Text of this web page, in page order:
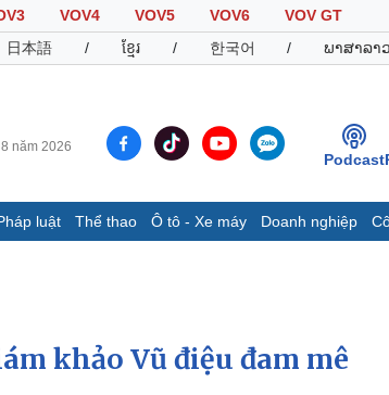
VOV4 VOV5 VOV6
VOV GT
日本語 / ខ្មែរ / 한국어 / ພາສາລາວ
năm 2026
Podcast
luật Thể thao Ô tô - Xe máy Doanh nghiệp
Infographic
khảo Vũ điệu đam mê